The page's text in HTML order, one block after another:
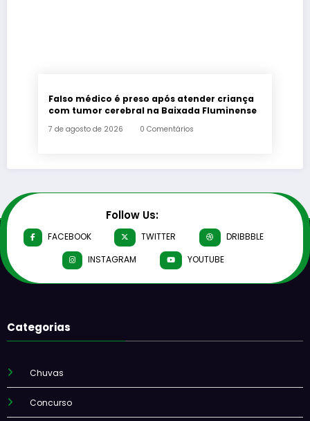
Falso médico é preso após atender criança
com tumor cerebral na Baixada Fluminense
7 de agosto de 2026 0 Comentários
Follow Us:
FACEBOOK TWITTER
DRIBBBLE
INSTAGRAM
YOUTUBE
Categorias
Chuvas
Concurso